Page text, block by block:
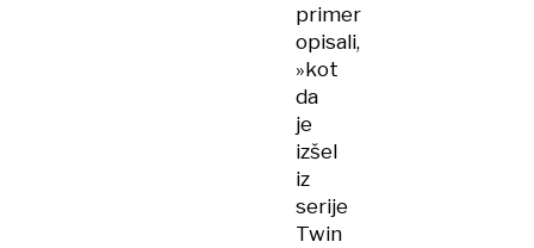
primer
opisali,
»kot
da
je
izšel
iz
serije
Twin